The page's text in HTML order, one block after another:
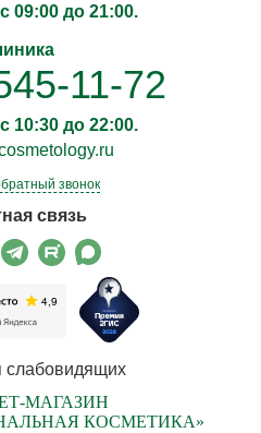
09:00 до 21:00.
11-72
10:30 до 22:00.
звонок
связь
слабовидящих
МАГАЗИН
КОСМЕТИКА»